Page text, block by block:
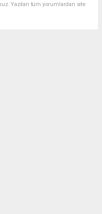
Yazılan tüm yorumlardan site